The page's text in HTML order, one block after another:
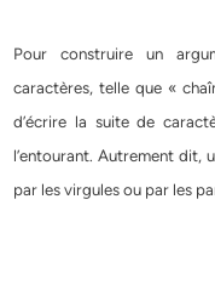
Pour construire un
caractères, telle que «
d’écrire la suite de
l’entourant. Autrement dit,
par les virgules ou par les